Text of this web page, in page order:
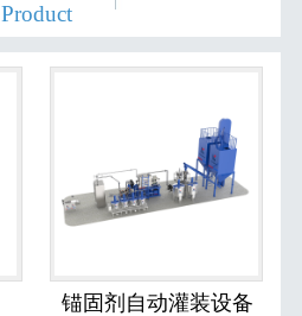
Product
锚固剂自动灌装设备